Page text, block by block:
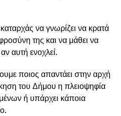
να γνωρίζει να κρατά
της και να μάθει να
αυτή ενοχλεί.
ποιος απαντάει στην αρχή
του Δήμου η πλειοψηφία
ή υπάρχει κάποια